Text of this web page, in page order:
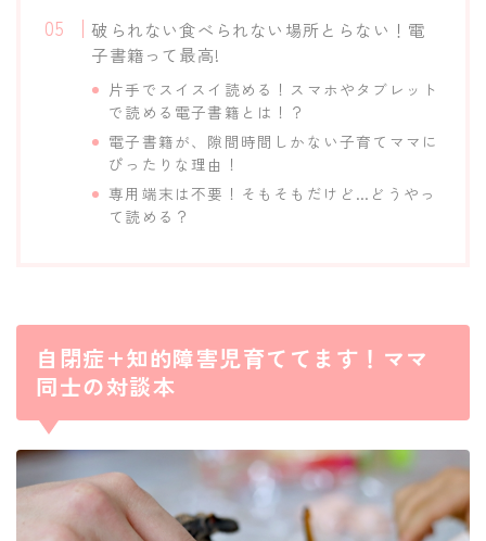
破られない食べられない場所とらない！電
子書籍って最高!
片手でスイスイ読める！スマホやタブレット
で読める電子書籍とは！？
電子書籍が、隙間時間しかない子育てママに
ぴったりな理由！
専用端末は不要！そもそもだけど…どうやっ
て読める？
自閉症+知的障害児育ててます！ママ
同士の対談本